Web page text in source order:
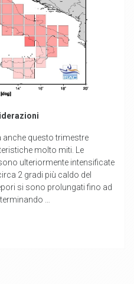
questo trimestre
molto miti. Le
ulteriormente intensificate
2 gradi più caldo del
si sono prolungati fino ad
…